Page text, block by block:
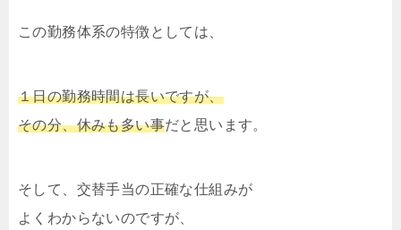
この勤務体系の特徴としては、
１日の勤務時間は長いですが、
その分、休みも多い事だと思います。
そして、交替手当の正確な仕組みが
よくわからないのですが、